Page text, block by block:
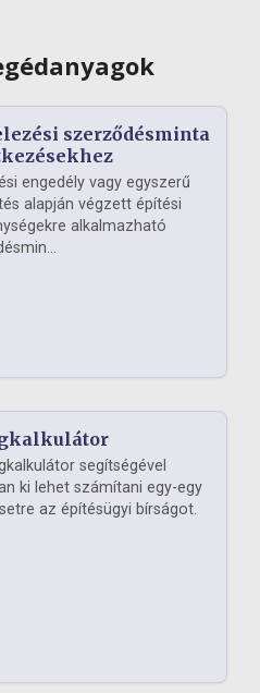
szerződésminta
engedély vagy egyszerű
alapján végzett építési
alkalmazható
segítségével
ki lehet számítani egy-egy
az építésügyi bírságot.